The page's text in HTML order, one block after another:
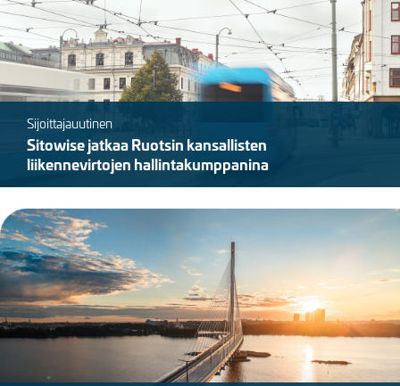
Sijoittajauutinen
Sitowise jatkaa Ruotsin kansallisten
liikennevirtojen hallintakumppanina
Kuva